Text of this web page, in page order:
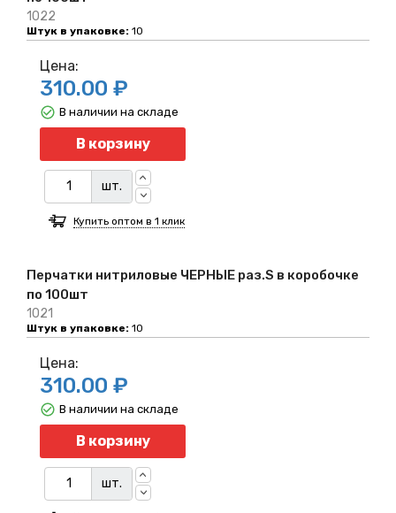
1022
Штук в упаковке: 10
Перчатки нитриловые ЧЕРНЫЕ раз.S в коробочке
по 100шт
1021
Штук в упаковке: 10
Цена:
310.00 ₽
В корзину
шт.
В наличии на складе
Купить оптом в 1 клик
Цена:
310.00 ₽
В корзину
шт.
В наличии на складе